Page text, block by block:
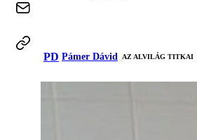
PD Pámer Dávid AZ ALVILÁG TITKAI